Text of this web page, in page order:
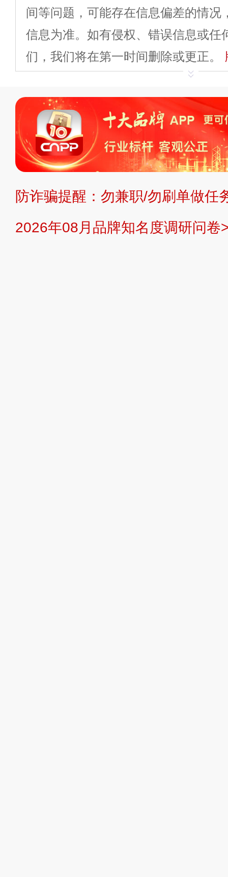
间等问题，可能存在信息偏差的情况
信息为准。如有侵权、错误信息或任
们，我们将在第一时间删除或更正。
平台自有内容（文字
标、LOGO 等）知识产权归本站所
复制、转载、商用。本站不生产产
不代理、不招商、不提供中介服务。
持投资购买的观点或意见，页面信息
提交说明： 快速提交发布>> 提交品
防诈骗提醒：勿兼职/勿刷单做任
2026年08月品牌知名度调研问卷